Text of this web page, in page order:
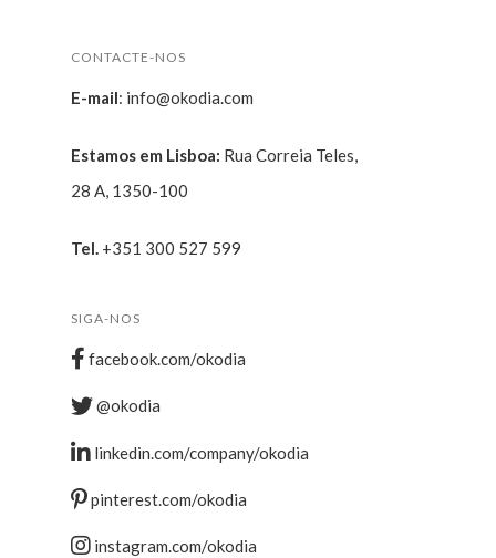
CONTACTE-NOS
E-mail: info@okodia.com
Estamos em Lisboa: Rua Correia Teles,
28 A, 1350-100
Tel. +351 300 527 599
SIGA-NOS
facebook.com/okodia
@okodia
linkedin.com/company/okodia
pinterest.com/okodia
instagram.com/okodia